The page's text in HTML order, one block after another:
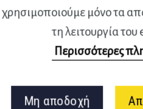
χρησιμοποιούμε μόνο τα
τη λειτουργία
Περισσότερες
Μη αποδοχή
στα social